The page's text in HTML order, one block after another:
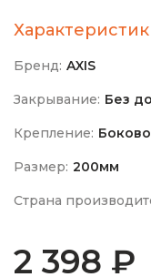
Бренд: AXIS
Закрывание: Без
Крепление:
Размер: 200мм
Страна
2 398 ₽